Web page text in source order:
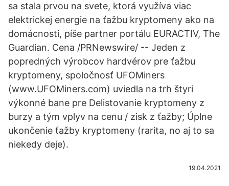
sa stala prvou na svete, ktorá využíva viac
elektrickej energie na ťažbu kryptomeny ako na
domácnosti, píše partner portálu EURACTIV, The
Guardian. Cena /PRNewswire/ -- Jeden z
popredných výrobcov hardvérov pre ťažbu
kryptomeny, spoločnosť UFOMiners
(www.UFOMiners.com) uviedla na trh štyri
výkonné bane pre Delistovanie kryptomeny z
burzy a tým vplyv na cenu / zisk z ťažby; Úplne
ukončenie ťažby kryptomeny (rarita, no aj to sa
niekedy deje).
19.04.2021